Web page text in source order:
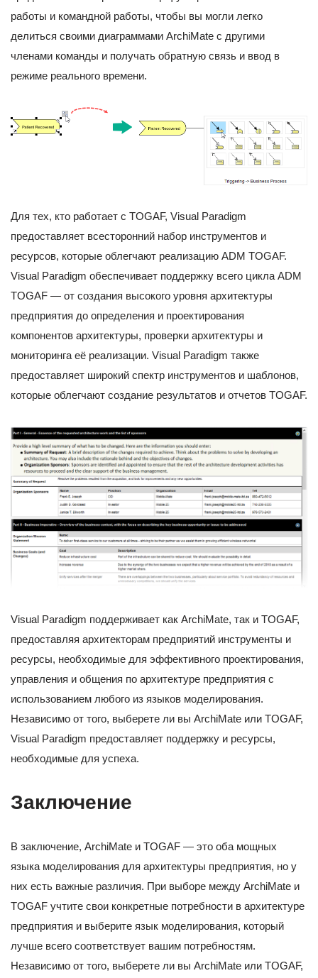
работы и командной работы, чтобы вы могли легко
делиться своими диаграммами ArchiMate с другими
членами команды и получать обратную связь и ввод в
режиме реального времени.
Для тех, кто работает с TOGAF, Visual Paradigm
предоставляет всесторонний набор инструментов и
ресурсов, которые облегчают реализацию ADM TOGAF.
Visual Paradigm обеспечивает поддержку всего цикла ADM
TOGAF — от создания высокого уровня архитектуры
предприятия до определения и проектирования
компонентов архитектуры, проверки архитектуры и
мониторинга её реализации. Visual Paradigm также
предоставляет широкий спектр инструментов и шаблонов,
которые облегчают создание результатов и отчетов TOGAF.
Visual Paradigm поддерживает как ArchiMate, так и TOGAF,
предоставляя архитекторам предприятий инструменты и
ресурсы, необходимые для эффективного проектирования,
управления и общения по архитектуре предприятия с
использованием любого из языков моделирования.
Независимо от того, выберете ли вы ArchiMate или TOGAF,
Visual Paradigm предоставляет поддержку и ресурсы,
необходимые для успеха.
Заключение
В заключение, ArchiMate и TOGAF — это оба мощных
языка моделирования для архитектуры предприятия, но у
них есть важные различия. При выборе между ArchiMate и
TOGAF учтите свои конкретные потребности в архитектуре
предприятия и выберите язык моделирования, который
лучше всего соответствует вашим потребностям.
Независимо от того, выберете ли вы ArchiMate или TOGAF,